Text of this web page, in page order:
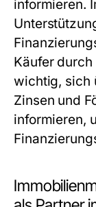
informieren.
Käufer durch
wichtig, sich
Zinsen und
informieren,